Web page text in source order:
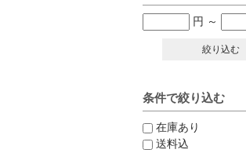
円 ～
絞り込む
条件で絞り込む
在庫あり
送料込